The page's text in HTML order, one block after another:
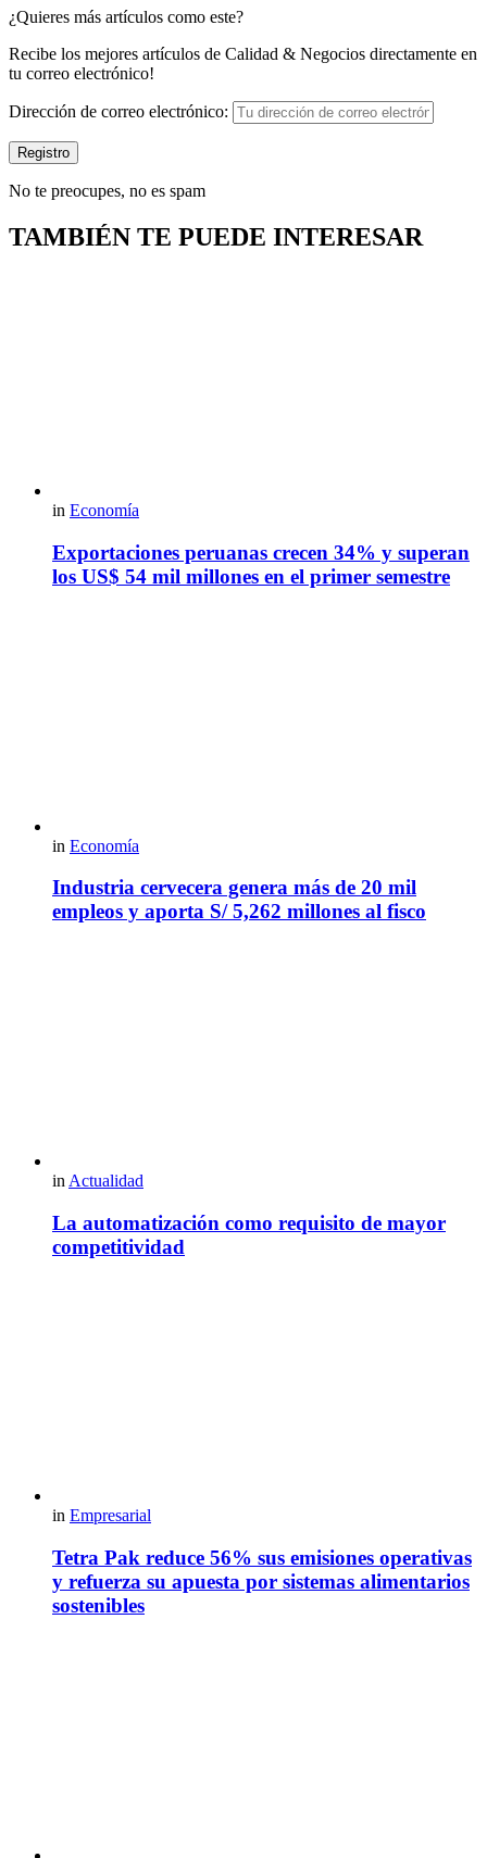
¿Quieres más artículos como este?
Recibe los mejores artículos de Calidad & Negocios directamente en
tu correo electrónico!
Dirección de correo electrónico:
No te preocupes, no es spam
TAMBIÉN TE PUEDE INTERESAR
in Economía
Exportaciones peruanas crecen 34% y superan
los US$ 54 mil millones en el primer semestre
in Economía
Industria cervecera genera más de 20 mil
empleos y aporta S/ 5,262 millones al fisco
in Actualidad
La automatización como requisito de mayor
competitividad
in Empresarial
Tetra Pak reduce 56% sus emisiones operativas
y refuerza su apuesta por sistemas alimentarios
sostenibles